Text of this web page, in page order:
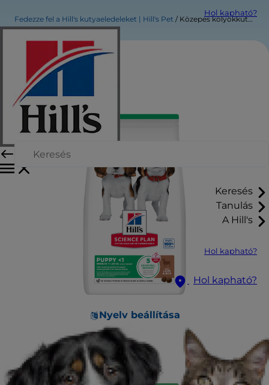
Hol kapható?
Keresés
Tanulás
A Hill's
Hol kapható?
Hol kapható?
Nyelv beállítása
Fedezze fel a Hill's kutyaeledeleket | Hill's Pet Közepes kölyökkutya eledel